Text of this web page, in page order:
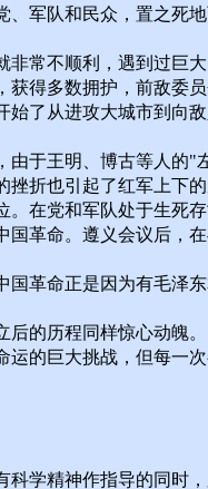
军队和民众，置之死
非常不顺利，遇到过巨
获得多数拥护，前敌委
了从进攻大城市到向
由于王明、博古等人
挫折也引起了红军上下
。在党和军队处于生死
革命。遵义会议后，
革命正是因为有毛泽
的历程同样惊心动魄
运的巨大挑战，但每一
科学精神作指导的同时